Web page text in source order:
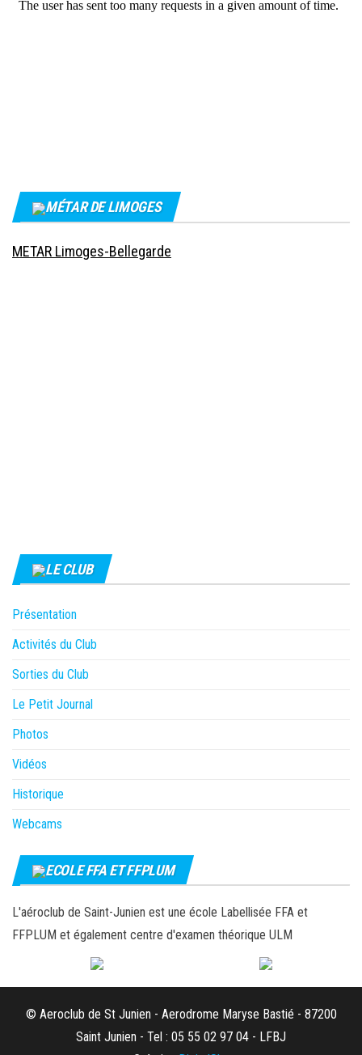
MÉTAR DE LIMOGES
METAR Limoges-Bellegarde
LE CLUB
Présentation
Activités du Club
Sorties du Club
Le Petit Journal
Photos
Vidéos
Historique
Webcams
ECOLE FFA ET FFPLUM
L'aéroclub de Saint-Junien est une école Labellisée FFA et
FFPLUM et également centre d'examen théorique ULM
© Aeroclub de St Junien - Aerodrome Maryse Bastié - 87200
Saint Junien - Tel : 05 55 02 97 04 - LFBJ